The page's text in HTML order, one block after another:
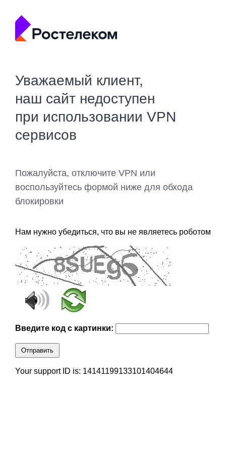
Уважаемый клиент,
наш сайт недоступен
при использовании VPN
сервисов
Пожалуйста, отключите VPN или
воспользуйтесь формой ниже для обхода
блокировки
Нам нужно убедиться, что вы не являетесь роботом
Введите код с картинки:
Отправить
Your support ID is: 14141199133101404644